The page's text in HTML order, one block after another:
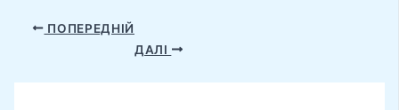
ПОПЕРЕДНІЙ
ДАЛІ